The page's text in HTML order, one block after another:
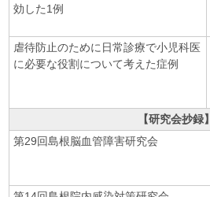
効した1例
虐待防止のために日常診療で小児科医
に必要な役割について考えた症例
【研究会抄録】
第29回島根脳血管障害研究会